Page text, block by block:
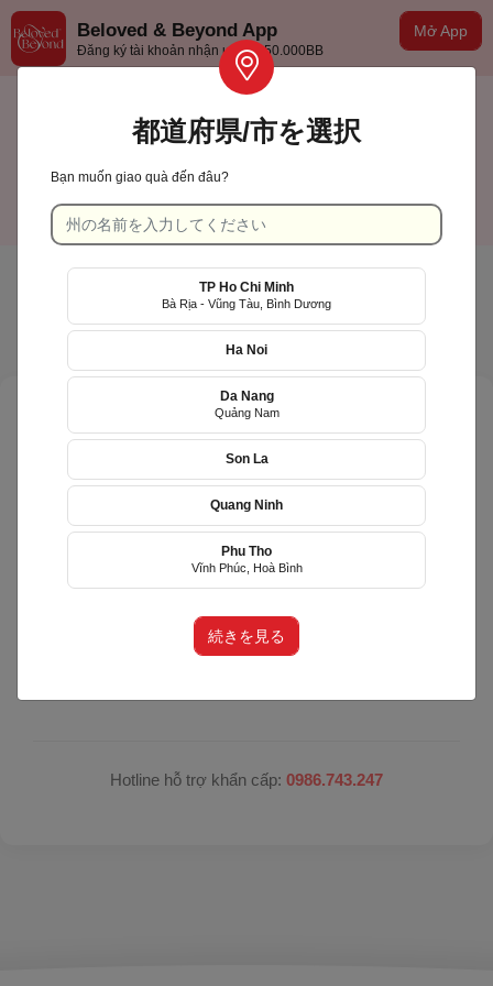
Mở App
Beloved & Beyond App
Đăng ký tài khoản nhận ưu đãi 50.000BB
TP Hồ Chí Minh
Hệ thống đang nâng cấp bảo trì
trải nghiệm tốt hơn.
Xin vui lòng trở lại sau. Xin lỗi quý khách vì sự bất tiện
Hotline hỗ trợ khẩn cấp: 0986.743.247
都道府県/市を選択
Bạn muốn giao quà đến đâu?
TP Ho Chi Minh
Bà Rịa - Vũng Tàu, Bình Dương
Ha Noi
Da Nang
Quảng Nam
Son La
Quang Ninh
Phu Tho
Vĩnh Phúc, Hoà Bình
続きを見る